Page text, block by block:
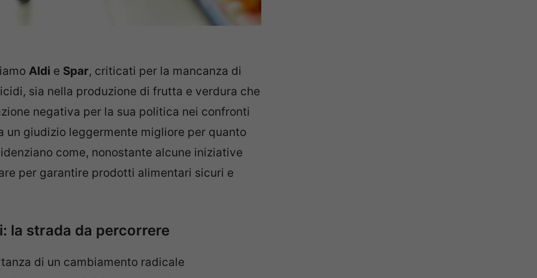
Aldi e Spar, criticati per la mancanza di
sia nella produzione di frutta e verdura che
negativa per la sua politica nei confronti
giudizio leggermente migliore per quanto
come, nonostante alcune iniziative
per garantire prodotti alimentari sicuri e
la strada da percorrere
di un cambiamento radicale